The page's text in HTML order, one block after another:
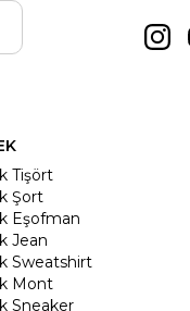
Tişört
Şort
Eşofman
Jean
Sweatshirt
Mont
Sneaker